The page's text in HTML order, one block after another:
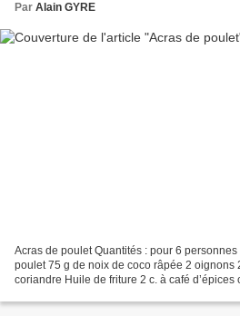
Par Alain GYRE
Acras de poulet Quantités : pour 6
poulet 75 g de noix de coco râpée 2 oignons
coriandre Huile de friture 2 c. à café d’épices